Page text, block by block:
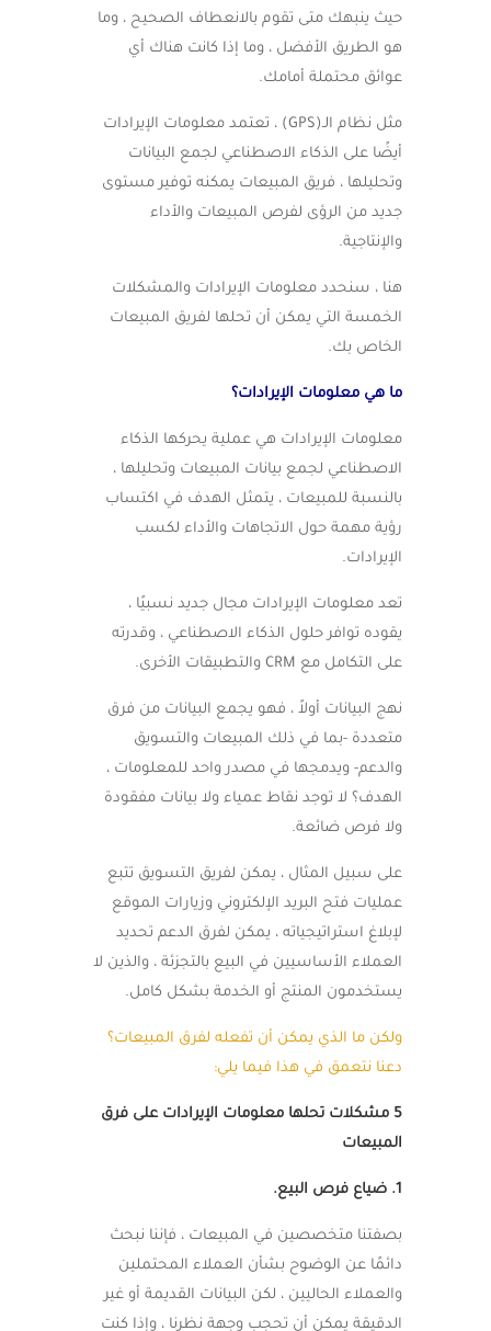
حيث ينبهك متى تقوم بالانعطاف الصحيح ، وما
هو الطريق الأفضل ، وما إذا كانت هناك أي
عوائق محتملة أمامك.
مثل نظام الـ(GPS) ، تعتمد معلومات الإيرادات
أيضًا على الذكاء الاصطناعي لجمع البيانات
وتحليلها ، فريق المبيعات يمكنه توفير مستوى
جديد من الرؤى لفرص المبيعات والأداء
والإنتاجية.
هنا ، سنحدد معلومات الإيرادات والمشكلات
الخمسة التي يمكن أن تحلها لفريق المبيعات
الخاص بك.
ما هي معلومات الإيرادات؟
معلومات الإيرادات هي عملية يحركها الذكاء
الاصطناعي لجمع بيانات المبيعات وتحليلها ،
بالنسبة للمبيعات ، يتمثل الهدف في اكتساب
رؤية مهمة حول الاتجاهات والأداء لكسب
الإيرادات.
تعد معلومات الإيرادات مجال جديد نسبيًا ،
يقوده توافر حلول الذكاء الاصطناعي ، وقدرته
على التكامل مع CRM والتطبيقات الأخرى.
نهج البيانات أولاً ، فهو يجمع البيانات من فرق
متعددة -بما في ذلك المبيعات والتسويق
والدعم- ويدمجها في مصدر واحد للمعلومات ،
الهدف؟ لا توجد نقاط عمياء ولا بيانات مفقودة
ولا فرص ضائعة.
على سبيل المثال ، يمكن لفريق التسويق تتبع
عمليات فتح البريد الإلكتروني وزيارات الموقع
لإبلاغ استراتيجياته ، يمكن لفرق الدعم تحديد
العملاء الأساسيين في البيع بالتجزئة ، والذين لا
يستخدمون المنتج أو الخدمة بشكل كامل.
ولكن ما الذي يمكن أن تفعله لفرق المبيعات؟
دعنا نتعمق في هذا فيما يلي:
5 مشكلات تحلها معلومات الإيرادات على فرق
المبيعات
1. ضياع فرص البيع.
بصفتنا متخصصين في المبيعات ، فإننا نبحث
دائمًا عن الوضوح بشأن العملاء المحتملين
والعملاء الحاليين ، لكن البيانات القديمة أو غير
الدقيقة يمكن أن تحجب وجهة نظرنا ، وإذا كنت